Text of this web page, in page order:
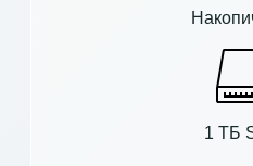
1 ТБ